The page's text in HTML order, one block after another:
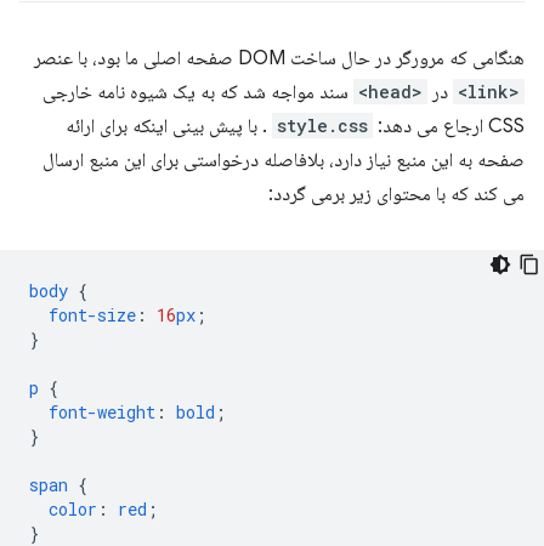
هنگامی که مرورگر در حال ساخت DOM صفحه اصلی ما بود، با عنصر
<link> در <head>
سند مواجه شد که به یک شیوه نامه خارجی
CSS ارجاع می دهد:
style.css . با پیش بینی اینکه برای ارائه
صفحه به این منبع نیاز دارد، بلافاصله درخواستی برای این منبع ارسال
می کند که با محتوای زیر برمی گردد:
body {
font-size : 16px ;
}
p {
font-weight : bold ;
}
span {
color : red ;
}